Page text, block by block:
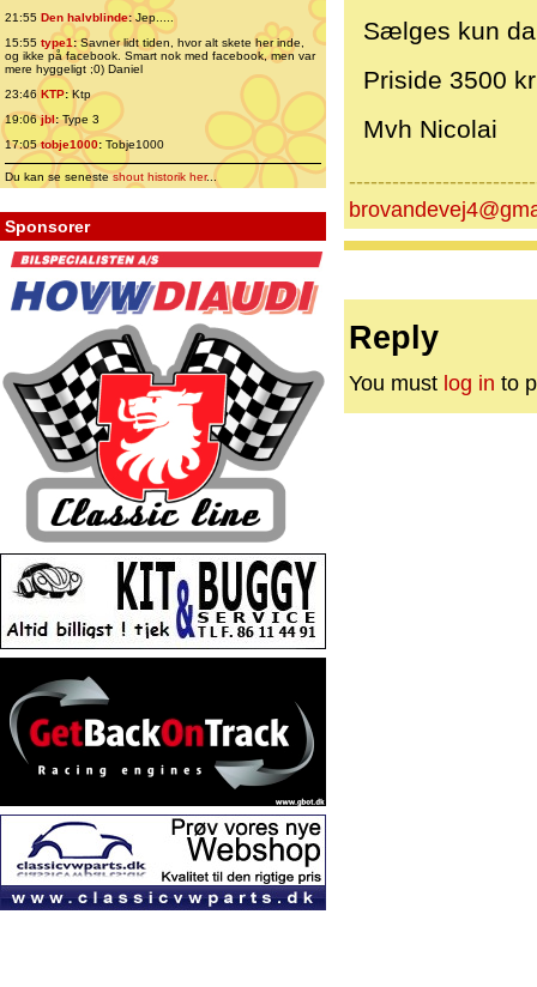
21:55 Den halvblinde:Jep.....
15:55 type1:Savner lidt tiden, hvor alt skete her inde,
og ikke på facebook. Smart nok med facebook, men var
mere hyggeligt ;0) Daniel
23:46 KTP:Ktp
19:06jbl:Type 3
17:05tobje1000: Tobje1000
Du kan se senesteshout historik her...
Sponsorer
Sælges kun
Priside 3500
Mvh Nicolai
Reply
You must log in to